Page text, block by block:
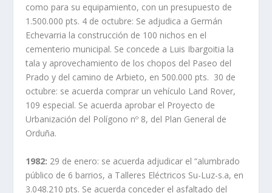
como para su equipamiento, con un presupuesto de
1.500.000 pts. 4 de octubre: Se adjudica a Germán
Echevarria la construcción de 100 nichos en el
cementerio municipal. Se concede a Luis Ibargoitia la
tala y aprovechamiento de los chopos del Paseo del
Prado y del camino de Arbieto, en 500.000 pts. 30 de
octubre: se acuerda comprar un vehículo Land Rover,
109 especial. Se acuerda aprobar el Proyecto de
Urbanización del Polígono nº 8, del Plan General de
Orduña.
1982: 29 de enero: se acuerda adjudicar el “alumbrado
público de 6 barrios, a Talleres Eléctricos Su-Luz-s.a, en
3.048.210 pts. Se acuerda conceder el asfaltado del